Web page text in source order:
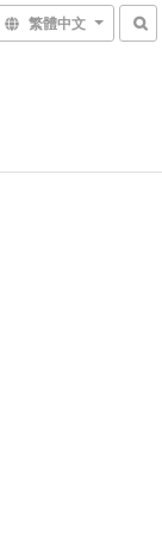
繁體中文